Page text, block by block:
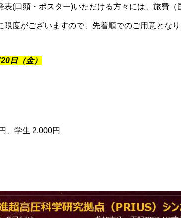
ター)いただける方々には、旅費（国内
ますので、先着順でのご用意となり
日（金）
学生 2,000円